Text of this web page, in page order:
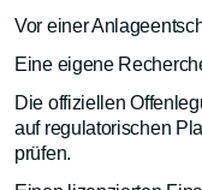
Vor einer
Eine eigene
Die offiziellen
auf regulatorischen
prüfen.